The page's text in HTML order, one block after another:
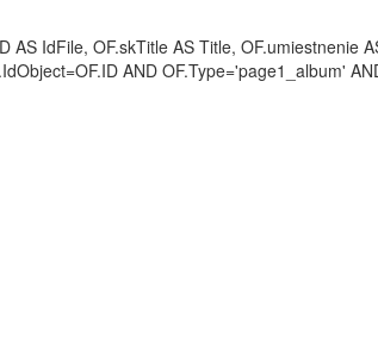
AS IdFile, OF.skTitle AS Title,
AND OF.Type='page1_album'